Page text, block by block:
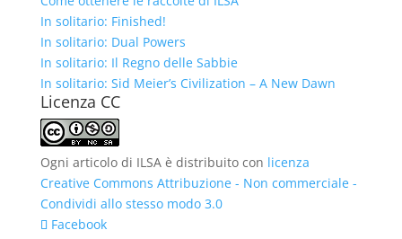
In solitario: Finished!
In solitario: Dual Powers
In solitario: Il Regno delle Sabbie
In solitario: Sid Meier’s Civilization – A New Dawn
Licenza CC
Ogni articolo di ILSA è distribuito con licenza
Creative Commons Attribuzione - Non commerciale -
Condividi allo stesso modo 3.0
Facebook